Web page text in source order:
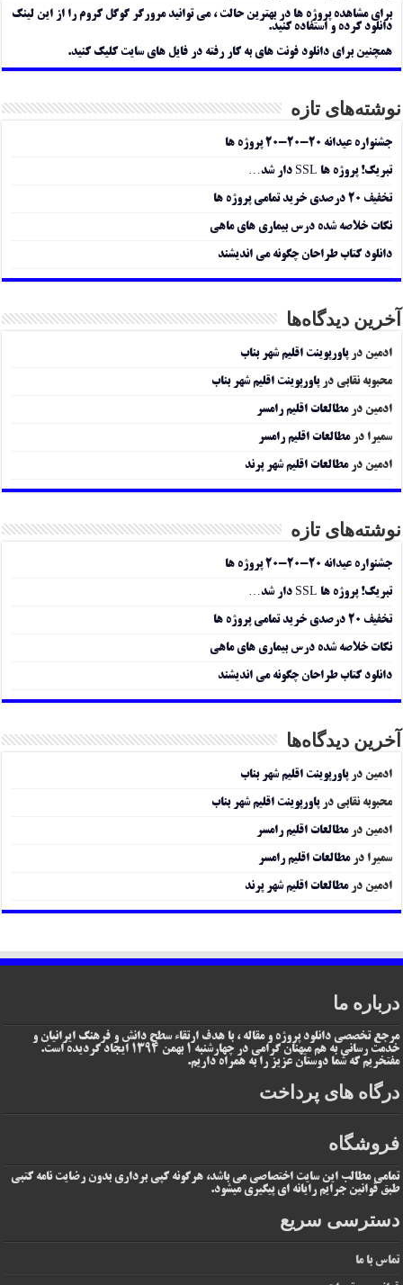
برای مشاهده پروژه ها در بهترین حالت ، می توانید مرورگر گوگل کروم را از این لینک
دانلود کرده و استفاده کنید.
همچنین برای دانلود فونت های به کار رفته در فایل های سایت کلیک کنید.
نوشته‌های تازه
جشنواره عیدانه ۲۰-۲۰-۲۰ پروژه ها
تبریک! پروژه ها SSL دار شد…
تخفیف ۲۰ درصدی خرید تمامی پروژه ها
نکات خلاصه شده درس بیماری های ماهی
دانلود کتاب طراحان چگونه می اندیشند
آخرین دیدگاه‌ها
ادمین درپاورپوینت اقلیم شهر بناب
محبوبه نقابی درپاورپوینت اقلیم شهر بناب
ادمین درمطالعات اقلیم رامسر
سمیرا درمطالعات اقلیم رامسر
ادمین درمطالعات اقلیم شهر پرند
نوشته‌های تازه
جشنواره عیدانه ۲۰-۲۰-۲۰ پروژه ها
تبریک! پروژه ها SSL دار شد…
تخفیف ۲۰ درصدی خرید تمامی پروژه ها
نکات خلاصه شده درس بیماری های ماهی
دانلود کتاب طراحان چگونه می اندیشند
آخرین دیدگاه‌ها
ادمین درپاورپوینت اقلیم شهر بناب
محبوبه نقابی درپاورپوینت اقلیم شهر بناب
ادمین درمطالعات اقلیم رامسر
سمیرا درمطالعات اقلیم رامسر
ادمین درمطالعات اقلیم شهر پرند
درباره ما
مرجع تخصصی دانلود پروژه و مقاله ، با هدف ارتقاء سطح دانش و فرهنگ ایرانیان و
خدمت رسانی به هم میهنان گرامی در چهارشنبه 1 بهمن 1394 ایجاد گردیده است.
مفتخریم که شما دوستان عزیز را به همراه داریم.
درگاه های پرداخت
فروشگاه
تمامی مطالب این سایت اختصاصی می باشد، هرگونه کپی برداری بدون رضایت نامه کتبی
طبق قوانین جرایم رایانه ای پیگیری میشود.
دسترسی سریع
تماس با ما